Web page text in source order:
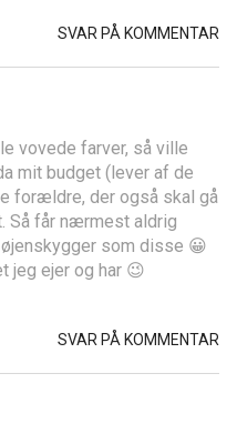
SVAR PÅ KOMMENTAR
vovede farver, så ville
mit budget (lever af de
forældre, der også skal gå
Så får nærmest aldrig
som disse 😀
jeg ejer og har 😉
SVAR PÅ KOMMENTAR